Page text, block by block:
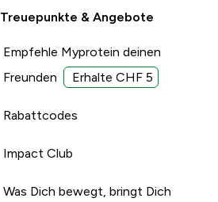
Treuepunkte & Angebote
Empfehle Myprotein deinen
Freunden
Erhalte CHF 5
Rabattcodes
Impact Club
Was Dich bewegt, bringt Dich